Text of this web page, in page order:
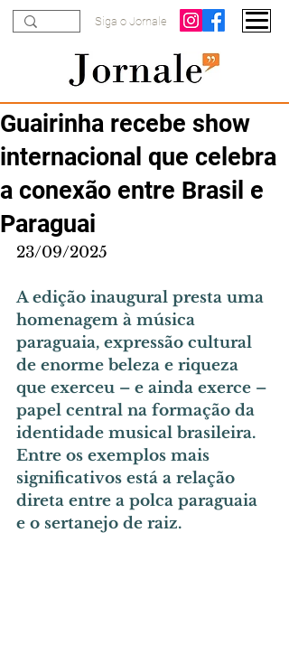
Siga o Jornale
Guairinha recebe show
internacional que celebra
a conexão entre Brasil e
Paraguai
23/09/2025
A edição inaugural presta uma
homenagem à música
paraguaia, expressão cultural
de enorme beleza e riqueza
que exerceu – e ainda exerce –
papel central na formação da
identidade musical brasileira.
Entre os exemplos mais
significativos está a relação
direta entre a polca paraguaia
e o sertanejo de raiz.